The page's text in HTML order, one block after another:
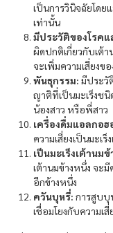
เป็นการวินิจฉัยโดย
เท่านั้น
มีประวัติของโรคแ
ผิดปกติเกี่ยวกับเต้า
จะเพิ่มความเสี่ยงขอ
พันธุกรรม: มีประวั
ญาติที่เป็นมะเร็งชนิ
น้องสาว หรือพี่สาว
เครื่องดื่มแอลกอฮ
ความเสี่ยงเป็นมะเ
เป็นมะเร็งเต้านม
เต้านมข้างหนึ่ง จะมี
อีกข้างหนึ่ง
ควันบุหรี่: การสูบบุ
เชื่อมโยงกับความเสี่